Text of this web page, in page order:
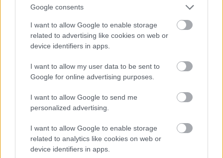
Google consents
I want to allow Google to enable storage
related to advertising like cookies on web or
device identifiers in apps.
I want to allow my user data to be sent to
Google for online advertising purposes.
I want to allow Google to send me
personalized advertising.
I want to allow Google to enable storage
related to analytics like cookies on web or
device identifiers in apps.
Ez lesz a menő a következő nyári szezonban a
londoni divathét szerint
Fotó: Victor VIRGILE / Europress / Getty
Jön még kép!